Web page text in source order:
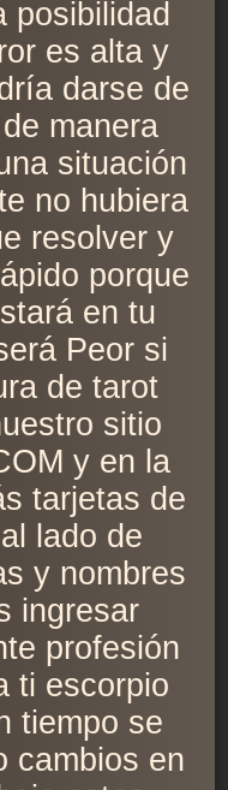
posibilidad
es alta y
darse de
manera
situación
no hubiera
resolver y
porque
en tu
Peor si
de tarot
sitio
y en la
tarjetas de
lado de
y nombres
ingresar
profesión
ti escorpio
tiempo se
cambios en